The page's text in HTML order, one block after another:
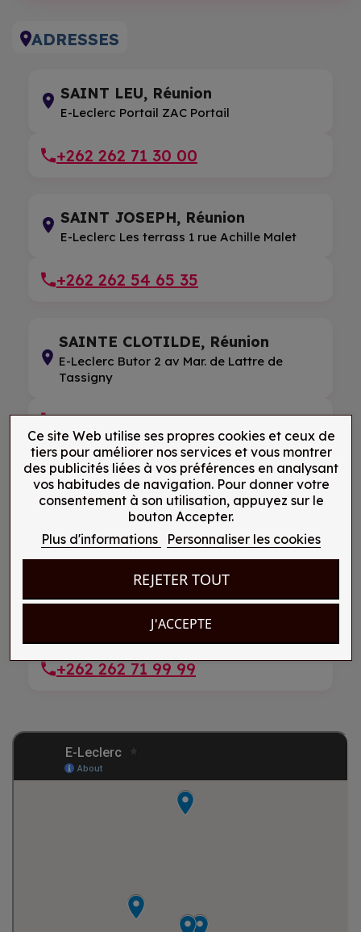
ADRESSES
SAINT LEU, Réunion
E-Leclerc Portail ZAC Portail
+262 262 71 30 00
SAINT JOSEPH, Réunion
E-Leclerc Les terrass 1 rue Achille Malet
+262 262 54 65 35
SAINTE CLOTILDE, Réunion
E-Leclerc Butor 2 av Mar. de Lattre de
Tassigny
+262 262 21 99 25
LE TAMPON, Réunion
E-Leclerc Centre 165 route Hubert Delisle
+262 262 57 91 57
Ravine des Cabris, Réunion
E-Leclerc Centre 2 rue Pierre Blas
+262 262 71 99 99
Ce site Web utilise ses propres cookies et ceux de
tiers pour améliorer nos services et vous montrer
des publicités liées à vos préférences en analysant
vos habitudes de navigation. Pour donner votre
consentement à son utilisation, appuyez sur le
bouton Accepter.
Plus d'informations
Personnaliser les cookies
REJETER TOUT
J'ACCEPTE